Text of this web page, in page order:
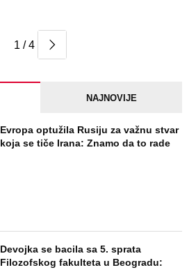
1 / 4
NAJNOVIJE
Evropa optužila Rusiju za važnu stvar
koja se tiče Irana: Znamo da to rade
Devojka se bacila sa 5. sprata
Filozofskog fakulteta u Beogradu: